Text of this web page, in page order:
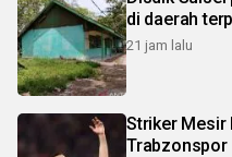
di daerah
21 jam lalu
Striker Mesir
Trabzonspor